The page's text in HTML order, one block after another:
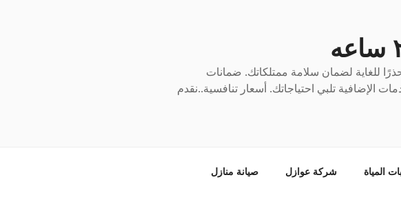
للغاية لضمان سلامة ممتلكاتك. ضمانات
الإضافية تلبي احتياجاتك. أسعار تنافسية..نقدم
المياة شركة عوازل صيانة منازل